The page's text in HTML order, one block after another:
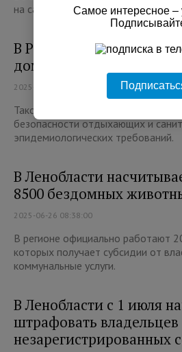
на самостоятельные прогулки.
В России с 1 сентября
домашних животных на
2025-07-02 08:34:00
Такое решение принято в целях
безопасности отдыхающих и
эпидемиологических требований.
В Ленобласти
8500 бездомных
2025-06-26 08:38:00
В регионе официально работают
которых получает субсидии от
коммунальные услуги.
В Ленобласти с 1 июля
штрафовать владельцев
незарегистрированных
Самое интересное –